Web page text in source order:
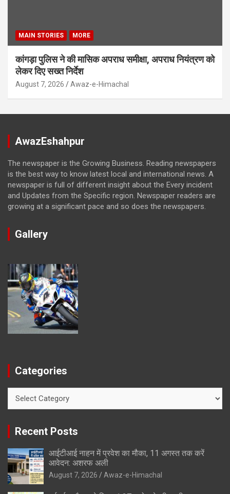
MAIN STORIES MORE
कांगड़ा पुलिस ने की मासिक अपराध समीक्षा, अपराध नियंत्रण को
लेकर दिए सख्त निर्देश
August 7, 2026 Awaz-e-Himachal
AwazEshahpur
The newspaper is the Growing Business. Reading newspapers
is the best way to know latest local and international news. A
newspaper is full of different insight about the Every incident
and Updates from the Specific region. Newspaper readers are
growing at a significant pace and so does the newspapers.
Gallery
Categories
Recent Posts
आईटीआई नाहन में प्रवेश का मौका, 11 अगस्त तक करें
आवेदन: अशरफ अली
August 7, 2026 Awaz-e-Himachal